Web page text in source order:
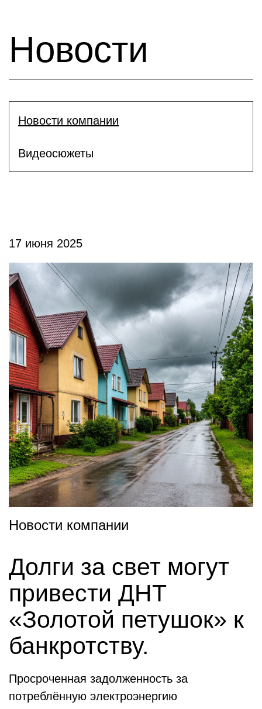
Новости
Новости компании
Видеосюжеты
17 июня 2025
Новости компании
Долги за свет могут
привести ДНТ
«Золотой петушок» к
банкротству.
Просроченная задолженность за
потреблённую электроэнергию